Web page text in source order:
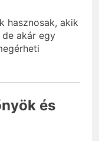
hasznosak, akik
akár egy
és